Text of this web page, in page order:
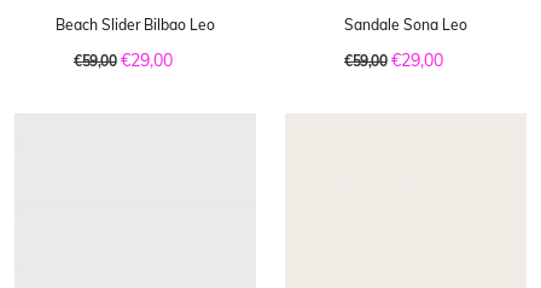
Beach Slider Bilbao Leo
€59,00 €29,00
Sandale Sona Leo
€59,00 €29,00